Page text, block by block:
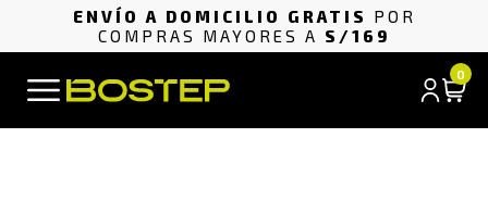
ENVÍO A DOMICILIO GRATIS
POR
COMPRAS MAYORES A S/169
0